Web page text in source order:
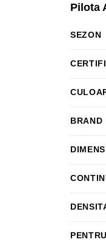
Pilota
SEZON
BRAND